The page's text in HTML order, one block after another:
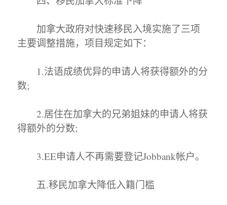
加拿大政府对快速移民入境实施了三项
主要调整措施，项目规定如下：
1.法语成绩优异的申请人将获得额外的分
数;
2.居住在加拿大的兄弟姐妹的申请人将获
得额外的分数;
3.EE申请人不再需要登记Jobbank帐户。
五.移民加拿大降低入籍门槛